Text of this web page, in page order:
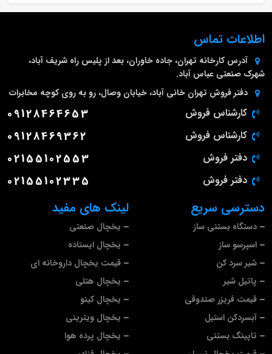
لینک های مفید
یخچال صنعتی
یخچال ایستاده
قیمت یخچال داروخانه ای
یخچال هتلی
یخچال کینو
یخچال ویترینی
یخچال پرده هوا
دسترسی سریع
دستگاه بستنی ساز
اسپرسو ساز
شیر سرد کن
پاتیل شیر
قیمت فریزر صندوقی
آبسردکن استیل
تاپینگ بستنی
اطلاعات تماس
آدرس کارخانه تهران، جاده خاوران، بعد از پلیس راه شریف آباد،
شهرک صنعتی عباس آباد.
دفتر فروش تهران خانی آباد، خیابان وصال، رو به روی کوچه مخابرات
کارشناس فروش 09128464653
کارشناس فروش 09128469362
دفتر فروش 02155102553
دفتر فروش 02155102335